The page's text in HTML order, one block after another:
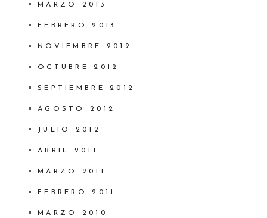
MARZO 2013
FEBRERO 2013
NOVIEMBRE 2012
OCTUBRE 2012
SEPTIEMBRE 2012
AGOSTO 2012
JULIO 2012
ABRIL 2011
MARZO 2011
FEBRERO 2011
MARZO 2010